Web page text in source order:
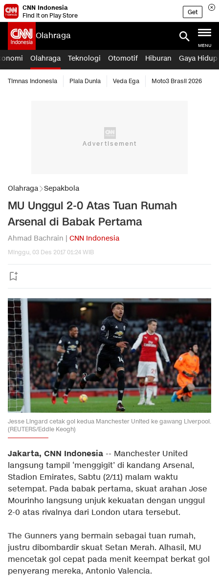
CNN Indonesia
Find it on Play Store
Get
Olahraga
MENU
Olahraga Teknologi Otomotif Hiburan Gaya Hidup
Timnas Indonesia Piala Dunia Veda Ega Moto3 Brasil 2026
Olahraga Sepakbola
MU Unggul 2-0 Atas Tuan Rumah
Arsenal di Babak Pertama
Ahmad Bachrain | CNN Indonesia
Minggu, 03 Des 2017 01:24 WIB
Jesse Lingard cetak gol kedua Manchester United ke gawang Liverpool.
(REUTERS/Eddie Keogh)
Jakarta, CNN Indonesia -- Manchester United
langsung tampil ‘menggigit’ di kandang Arsenal,
Stadion Emirates, Sabtu (2/11) malam waktu
setempat. Pada babak pertama, skuat arahan Jose
Mourinho langsung unjuk kekuatan dengan unggul
2-0 atas rivalnya dari London utara tersebut.
The Gunners yang bermain sebagai tuan rumah,
justru dibombardir skuat Setan Merah. Alhasil, MU
mencetak gol cepat pada menit keempat berkat gol
penyerang mereka, Antonio Valencia.